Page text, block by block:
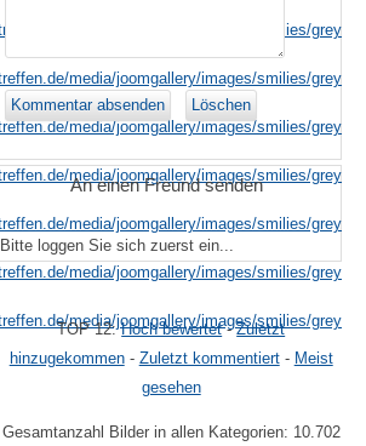
An einen Freund senden
Bitte loggen Sie sich zuerst ein...
TOP 12:Hoch bewertet-Zuletzt
hinzugekommen- Zuletzt kommentiert- Meist
gesehen
Gesamtanzahl Bilder in allen Kategorien: 10.702